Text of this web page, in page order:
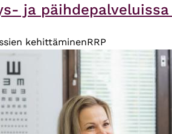
ja päihdepalveluissa
kehittäminenRRP